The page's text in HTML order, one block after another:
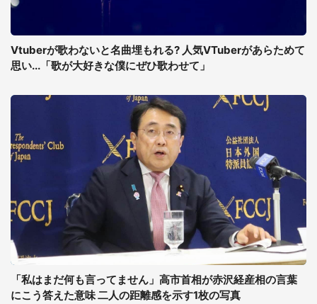
Vtuberが歌わないと名曲埋もれる? 人気VTuberがあらためて
思い...「歌が大好きな僕にぜひ歌わせて」
「私はまだ何も言ってません」高市首相が赤沢経産相の言葉
にこう答えた意味 二人の距離感を示す1枚の写真